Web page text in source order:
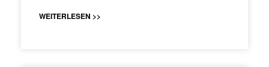
WEITERLESEN >>